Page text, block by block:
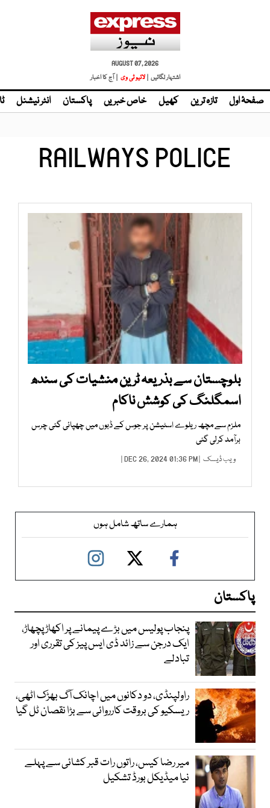
AUGUST 07, 2026
اشتہار لگائیں | لائیو ٹی وی | آج کا اخبار
صفحۂ اول تازہ ترین کھیل خاص خبریں پاکستان انٹر نیشنل
RAILWAYS POLICE
بلوچستان سے بذریعہ ٹرین منشیات کی سندھ
اسمگلنگ کی کوشش ناکام
ملزم سے مچھ ریلوے اسٹیشن پر جوس کے ڈبوں میں چھپائی گئی چرس
برآمد کرلی گئی
ویب ڈیسک | DEC 26, 2024 01:36 PM |
ہمارے ساتھ شامل ہوں
پاکستان
پنجاب پولیس میں بڑے پیمانے پر اکھاڑ پچھاڑ،
ایک درجن سے زائد ڈی ایس پیز کی تقرری اور
تبادلے
راولپنڈی، دو دکانوں میں اچانک آگ بھڑک اٹھی،
ریسکیو کی بروقت کارروائی سے بڑا نقصان ٹل گیا
میر رضا کیس، راتوں رات قبر کشائی سے پہلے
نیا میڈیکل بورڈ تشکیل